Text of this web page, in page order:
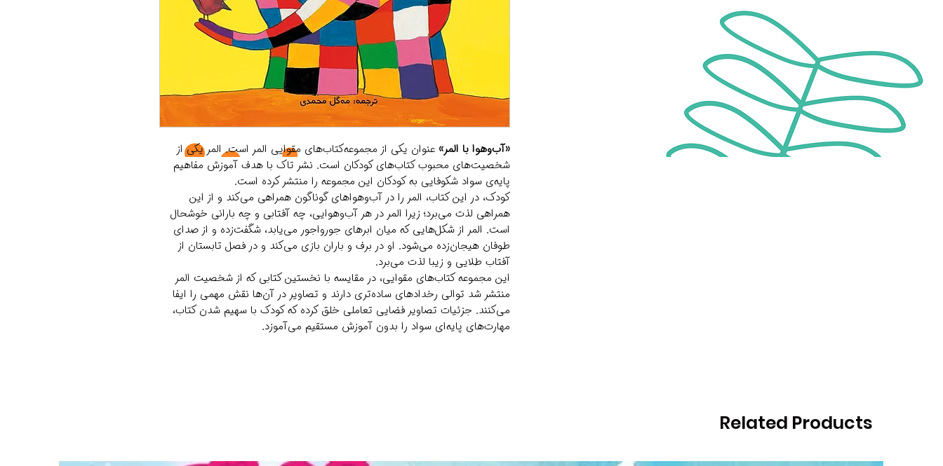
«آب‌و‌هوا با المر» عنوان یکی از مجموعه‌‌کتاب‌های مقوایی المر است. المر یکی از
شخصیت‌های محبوب کتاب‌های کودکان است. نشر تاک با هدف آموزش مفاهیم
پایه‌ی سواد شکوفایی به کودکان این مجموعه را منتشر کرده است.
کودک، در این کتاب، المر را در آب‌و‌هواهای گوناگون همراهی می‌کند و از این
همراهی لذت می‌برد؛ زیرا المر در هر آب‌وهوایی، چه آفتابی و چه بارانی خوشحال
است. المر از شکل‌هایی که میان ابرهای جورواجور می‌یابد، شگفت‌زده و از صدای
طوفان هیجان‌زده می‌شود. او در برف و باران بازی می‌کند و در فصل تابستان از
آفتاب طلایی و زیبا لذت می‌برد.
این مجموعه کتاب‌های مقوایی، در مقایسه با نخستین کتابی که از شخصیت المر
منتشر شد توالی رخداد‌های ساده‌تری دارند و تصاویر در آن‌ها نقش مهمی را ایفا
می‌کنند. جزئیات تصاویر فضایی تعاملی خلق کرده که کودک با سهیم شدن کتاب،
مهارت‌های پایه‌ای سواد را بدون آموزش مستقیم می‌آموزد.
Related Products